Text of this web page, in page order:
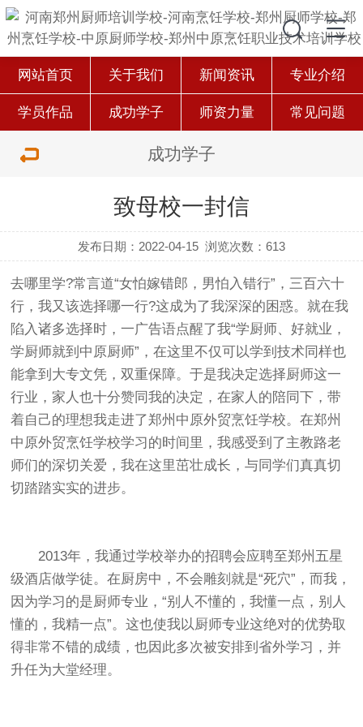
网站首页 关于我们 新闻资讯 专业介绍
学员作品 成功学子 师资力量 常见问题
成功学子
致母校一封信
发布日期：2022-04-15 浏览次数：613
去哪里学?常言道“女怕嫁错郎，男怕入错行”，三百六十
行，我又该选择哪一行?这成为了我深深的困惑。就在我
陷入诸多选择时，一广告语点醒了我“学厨师、好就业，
学厨师就到中原厨师”，在这里不仅可以学到技术同样也
能拿到大专文凭，双重保障。于是我决定选择厨师这一
行业，家人也十分赞同我的决定，在家人的陪同下，带
着自己的理想我走进了郑州中原外贸烹饪学校。在郑州
中原外贸烹饪学校学习的时间里，我感受到了主教路老
师们的深切关爱，我在这里茁壮成长，与同学们真真切
切踏踏实实的进步。
2013年，我通过学校举办的招聘会应聘至郑州五星
级酒店做学徒。在厨房中，不会雕刻就是“死穴”，而我，
因为学习的是厨师专业，“别人不懂的，我懂一点，别人
懂的，我精一点”。这也使我以厨师专业这绝对的优势取
得非常不错的成绩，也因此多次被安排到省外学习，并
升任为大堂经理。